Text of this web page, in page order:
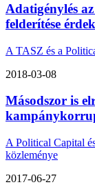
Adatigénylés az
felderítése
A TASZ és a
2018-03-08
Másodszor is
A Political Capital
közleménye
2017-06-27